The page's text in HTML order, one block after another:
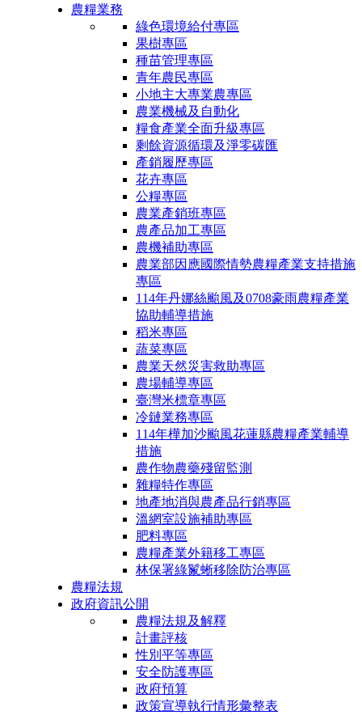
農糧業務
綠色環境給付專區
果樹專區
種苗管理專區
青年農民專區
小地主大專業農專區
農業機械及自動化
糧食產業全面升級專區
剩餘資源循環及淨零碳匯
產銷履歷專區
花卉專區
公糧專區
農業產銷班專區
農產品加工專區
農機補助專區
農業部因應國際情勢農糧產業支持措施
專區
114年丹娜絲颱風及0708豪雨農糧產業
協助輔導措施
稻米專區
蔬菜專區
農業天然災害救助專區
農場輔導專區
臺灣米標章專區
冷鏈業務專區
114年樺加沙颱風花蓮縣農糧產業輔導
措施
農作物農藥殘留監測
雜糧特作專區
地產地消與農產品行銷專區
溫網室設施補助專區
肥料專區
農糧產業外籍移工專區
林保署綠鬣蜥移除防治專區
農糧法規
政府資訊公開
農糧法規及解釋
計畫評核
性別平等專區
安全防護專區
政府預算
政策宣導執行情形彙整表